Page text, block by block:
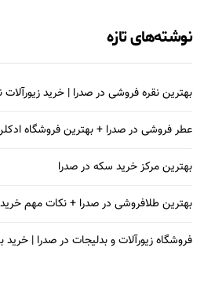
نوشته‌های تازه
بهترین نقره فروشی در صدرا | خرید زیورآلات
عطر فروشی در صدرا + بهترین فروشگاه
بهترین مرکز خرید سکه در صدرا
بهترین طلافروشی در صدرا + نکات مهم
فروشگاه زیورآلات و بدلیجات در صدرا |